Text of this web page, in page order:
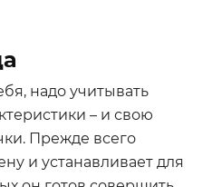
надо учитывать
– и свою
Прежде всего
и устанавливает для